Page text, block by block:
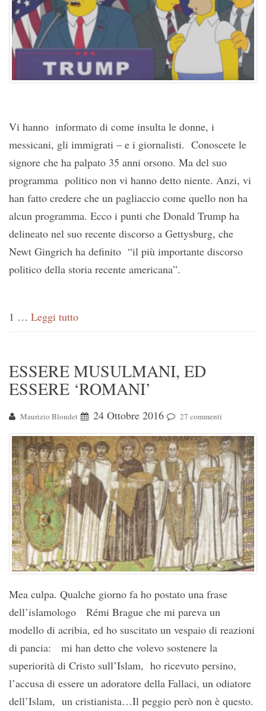
Vi hanno informato di come insulta le donne, i
messicani, gli immigrati – e i giornalisti. Conoscete le
signore che ha palpato 35 anni orsono. Ma del suo
programma politico non vi hanno detto niente. Anzi, vi
han fatto credere che un pagliaccio come quello non ha
alcun programma. Ecco i punti che Donald Trump ha
delineato nel suo recente discorso a Gettysburg, che
Newt Gingrich ha definito “il più importante discorso
politico della storia recente americana”.
1 … Leggi tutto
ESSERE MUSULMANI, ED
ESSERE ‘ROMANI’
Maurizio Blondet 24 Ottobre 2016 27 commenti
Mea culpa. Qualche giorno fa ho postato una frase
dell’islamologo Rémi Brague che mi pareva un
modello di acribia, ed ho suscitato un vespaio di reazioni
di pancia: mi han detto che volevo sostenere la
superiorità di Cristo sull’Islam, ho ricevuto persino,
l’accusa di essere un adoratore della Fallaci, un odiatore
dell’Islam, un cristianista…Il peggio però non è questo.